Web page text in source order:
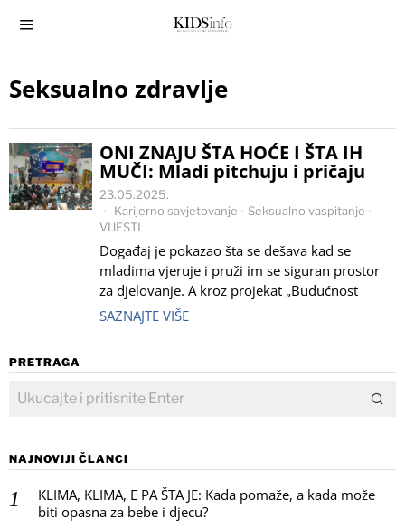
Seksualno zdravlje
ONI ZNAJU ŠTA HOĆE I ŠTA IH
MUČI: Mladi pitchuju i pričaju
23.05.2025.
Karijerno savjetovanje · Seksualno vaspitanje ·
VIJESTI
Događaj je pokazao šta se dešava kad se
mladima vjeruje i pruži im se siguran prostor
za djelovanje. A kroz projekat „Budućnost
SAZNAJTE VIŠE
PRETRAGA
NAJNOVIJI ČLANCI
KLIMA, KLIMA, E PA ŠTA JE: Kada pomaže, a kada može
biti opasna za bebe i djecu?